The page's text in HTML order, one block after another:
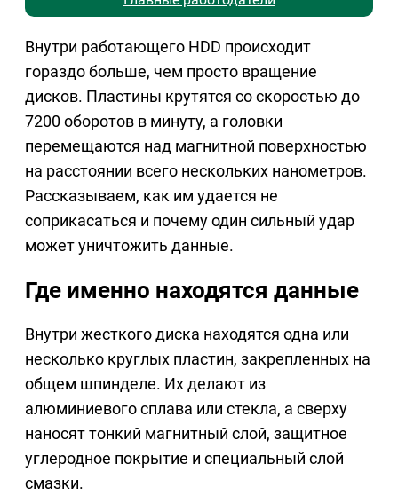
Внутри работающего HDD происходит
гораздо больше, чем просто вращение
дисков. Пластины крутятся со скоростью до
7200 оборотов в минуту, а головки
перемещаются над магнитной поверхностью
на расстоянии всего нескольких нанометров.
Рассказываем, как им удается не
соприкасаться и почему один сильный удар
может уничтожить данные.
Где именно находятся данные
Внутри жесткого диска находятся одна или
несколько круглых пластин, закрепленных на
общем шпинделе. Их делают из
алюминиевого сплава или стекла, а сверху
наносят тонкий магнитный слой, защитное
углеродное покрытие и специальный слой
смазки.